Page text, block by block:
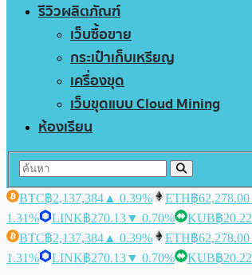
รีวิวผลิตภัณฑ์
เว็บซื้อขาย
กระเป๋าเก็บเหรียญ
เครื่องขุด
เว็บขุดแบบ Cloud Mining
ห้องเรียน
BTC฿2,137,384 ▲ 0.39% ETH฿62,278.00
1.31%
LINK฿270.13▼ 0.70% KUB฿20.22
BTC฿2,137,384 ▲ 0.39% ETH฿62,278.00
1.31%
LINK฿270.13▼ 0.70% KUB฿20.22